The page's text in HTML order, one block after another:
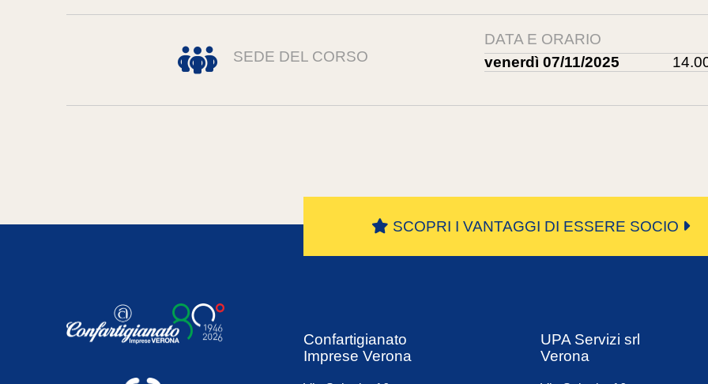
SEDE DEL CORSO
DATA E ORARIO
venerdì 07/11/2025
SCOPRI I VANTAGGI DI ESSERE SOCIO
Confartigianato
Imprese Verona
UPA Servizi srl
Verona